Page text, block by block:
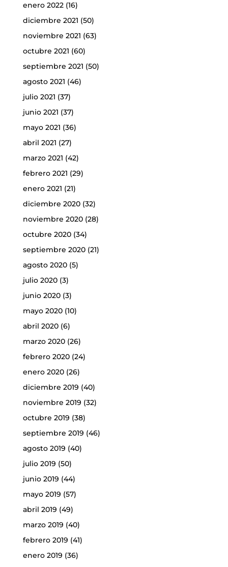
enero 2022(16)
diciembre 2021 (50)
noviembre 2021 (63)
octubre 2021 (60)
septiembre 2021 (50)
agosto 2021 (46)
julio 2021 (37)
junio 2021 (37)
mayo 2021 (36)
abril 2021 (27)
marzo 2021 (42)
febrero 2021 (29)
enero 2021 (21)
diciembre 2020(32)
noviembre 2020(28)
octubre 2020(34)
septiembre 2020(21)
agosto 2020(5)
julio 2020(3)
junio 2020(3)
mayo 2020(10)
abril 2020(6)
marzo 2020(26)
febrero 2020(24)
enero 2020(26)
diciembre 2019 (40)
noviembre 2019 (32)
octubre 2019 (38)
septiembre 2019 (46)
agosto 2019 (40)
julio 2019 (50)
junio 2019 (44)
mayo 2019 (57)
abril 2019 (49)
marzo 2019 (40)
febrero 2019 (41)
enero 2019 (36)